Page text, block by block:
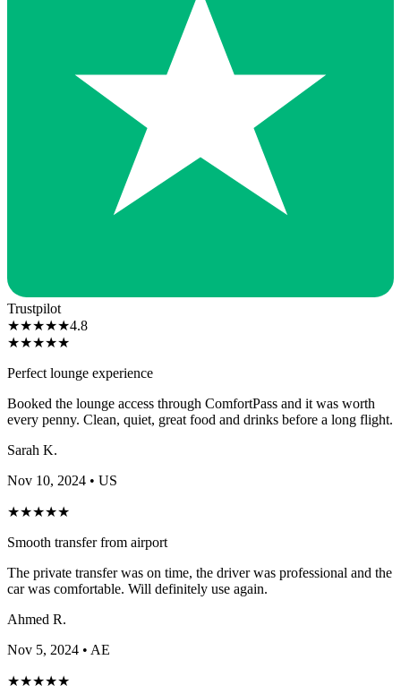
Trustpilot
★★★★★4.8
★★★★★
Perfect lounge experience
Booked the lounge access through ComfortPass and it was worth
every penny. Clean, quiet, great food and drinks before a long flight.
Sarah K.
Nov 10, 2024 • US
★★★★★
Smooth transfer from airport
The private transfer was on time, the driver was professional and the
car was comfortable. Will definitely use again.
Ahmed R.
Nov 5, 2024 • AE
★★★★★